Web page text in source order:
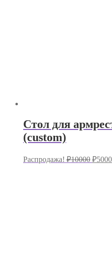
Стол для
(custom)
Распродажа! ₽10000 ₽5000